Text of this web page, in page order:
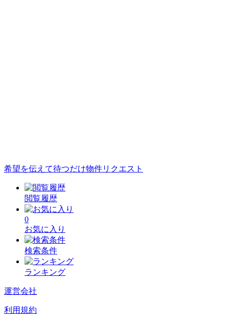
希望を伝えて待つだけ物件リクエスト
閲覧履歴
0
お気に入り
検索条件
ランキング
運営会社
利用規約